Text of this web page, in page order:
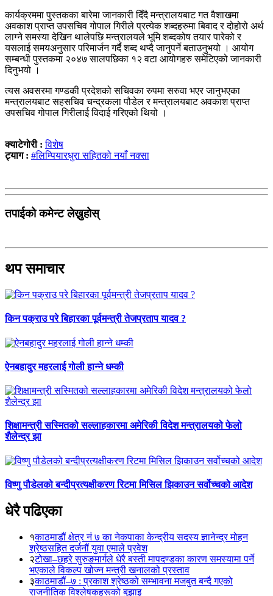
कार्यक्रममा पुस्तकका बारेमा जानकारी दिँदै मन्त्रालयबाट गत वैशाखमा
अवकाश प्राप्त उपसचिव गोपाल गिरीले प्रत्येक शब्दहरुमा बिवाद र दोहोरो अर्थ
लाग्ने समस्या देखिन थालेपछि मन्त्रालयले भूमि शब्दकोष तयार पारेको र
यसलाई समयअनुसार परिमार्जन गर्दै शब्द थप्दै जानुपर्ने बताउनुभयो । आयोग
सम्बन्धी पुस्तकमा २०४७ सालपछिका १२ वटा आयोगहरु समेटिएको जानकारी
दिनुभयो ।
त्यस अवसरमा गण्डकी प्रदेशको सचिवका रुपमा सरुवा भएर जानुभएका
मन्त्रालयबाट सहसचिव चन्द्रकला पौडेल र मन्त्रालयबाट अवकाश प्राप्त
उपसचिव गोपाल गिरीलाई विदाई गरिएको थियो ।
क्याटेगोरी :विशेष
ट्याग : #लिम्पियारधुरा सहितको नयाँ नक्सा
तपाईको कमेन्ट लेख्नुहोस्
थप समाचार
किन पक्राउ परे बिहारका पूर्वमन्त्री तेजप्रताप यादव ?
ऐनबहादुर महरलाई गोली हान्ने धम्की
शिक्षामन्त्री सस्मितको सल्लाहकारमा अमेरिकी विदेश मन्त्रालयको फेलो
शैलेन्द्र झा
विष्णु पौडेलको बन्दीप्रत्यक्षीकरण रिटमा मिसिल झिकाउन सर्वोच्चको आदेश
धेरै पढिएका
१काठमाडौं क्षेत्र नं ७ का नेकपाका केन्द्रीय सदस्य ज्ञानेन्द्र मोहन
श्रेष्ठसहित दर्जनौं युवा एमाले प्रवेश
२टोखा–छहरे सुरुङमार्गले धेरै बस्ती मापदण्डका कारण समस्यामा पर्ने
भएकाले विकल्प खोज्न मन्त्री खनालको प्रस्ताव
३काठमाडौं–७ : प्रकाश श्रेष्ठको सम्भावना मजबुत बन्दै गएको
राजनीतिक विश्लेषकहरूको बुझाइ